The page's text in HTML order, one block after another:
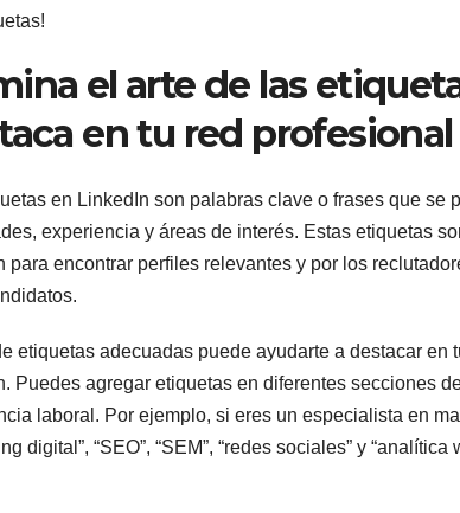
el arte de las
en tu red profesional
en LinkedIn son palabras clave o frases que se
experiencia y áreas de interés. Estas etiquetas
para encontrar perfiles relevantes y por los
etiquetas adecuadas puede ayudarte a destacar
Puedes agregar etiquetas en diferentes secciones
laboral. Por ejemplo, si eres un especialista en
digital”, “SEO”, “SEM”, “redes sociales” y